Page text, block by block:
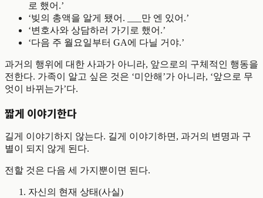
로 했어.’
‘빚의 총액을 알게 됐어. ___만 엔 있어.’
‘변호사와 상담하러 가기로 했어.’
‘다음 주 월요일부터 GA에 다닐 거야.’
과거의 행위에 대한 사과가 아니라, 앞으로의 구체적인 행동을
전한다. 가족이 알고 싶은 것은 ‘미안해’가 아니라, ‘앞으로 무
엇이 바뀌는가’다.
짧게 이야기한다
길게 이야기하지 않는다. 길게 이야기하면, 과거의 변명과 구
별이 되지 않게 된다.
전할 것은 다음 세 가지뿐이면 된다.
자신의 현재 상태(사실)